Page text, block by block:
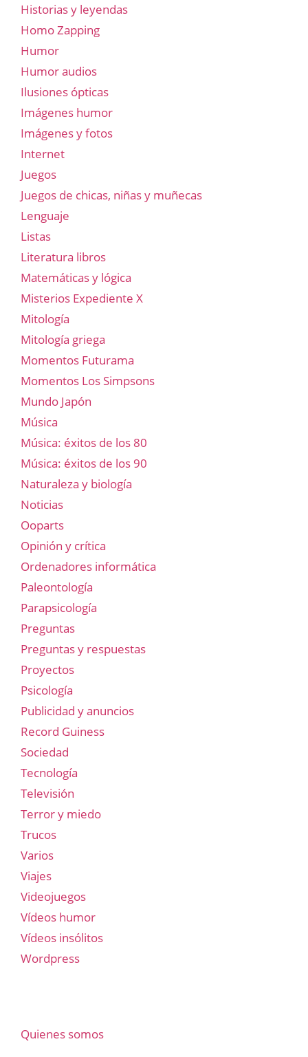
Historias y leyendas
Homo Zapping
Humor
Humor audios
Ilusiones ópticas
Imágenes humor
Imágenes y fotos
Internet
Juegos
Juegos de chicas, niñas y muñecas
Lenguaje
Listas
Literatura libros
Matemáticas y lógica
Misterios Expediente X
Mitología
Mitología griega
Momentos Futurama
Momentos Los Simpsons
Mundo Japón
Música
Música: éxitos de los 80
Música: éxitos de los 90
Naturaleza y biología
Noticias
Ooparts
Opinión y crítica
Ordenadores informática
Paleontología
Parapsicología
Preguntas
Preguntas y respuestas
Proyectos
Psicología
Publicidad y anuncios
Record Guiness
Sociedad
Tecnología
Televisión
Terror y miedo
Trucos
Varios
Viajes
Videojuegos
Vídeos humor
Vídeos insólitos
Wordpress
Quienes somos